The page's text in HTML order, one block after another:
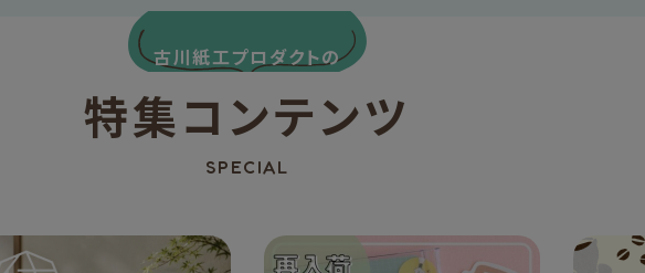
古川紙工プロダクトの
特集コンテンツ
SPECIAL